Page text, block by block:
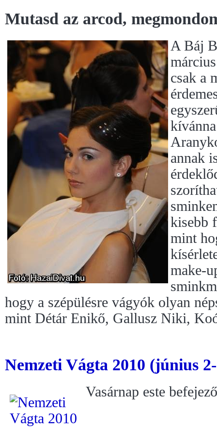
Mutasd az arcod,
A Báj
csak a
annak
kisebb
mint
make-
hogy a szépülésre vágyók olyan
mint Détár Enikő, Gallusz Niki,
Nemzeti Vágta 2010 (június
Vasárnap este